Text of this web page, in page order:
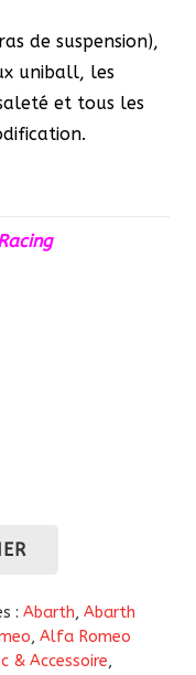
de suspension),
uniball, les
et tous les
: Abarth, Abarth
, Alfa Romeo
& Accessoire,